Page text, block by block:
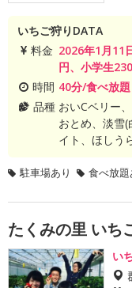
いちご狩りDATA
料金 2026年1月11
円、小学生
時間 40分/食べ放題
品種 おいCベリー
おとめ、淡雪
イト、ほしう
駐車場あり 食べ放題
たくみの里 いち
い